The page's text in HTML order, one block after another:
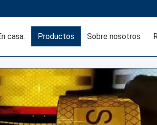
casa. Productos Sobre nosotros